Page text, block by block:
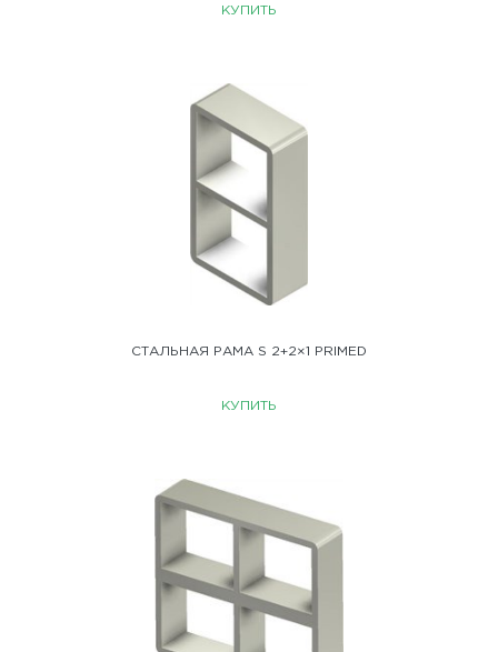
КУПИТЬ
СТАЛЬНАЯ РАМА S 2+2×1 PRIMED
КУПИТЬ